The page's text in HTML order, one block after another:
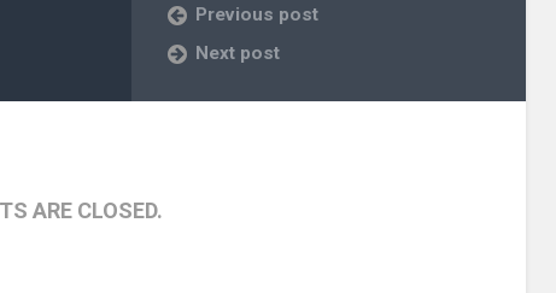
Previous post
Next post
ARE CLOSED.